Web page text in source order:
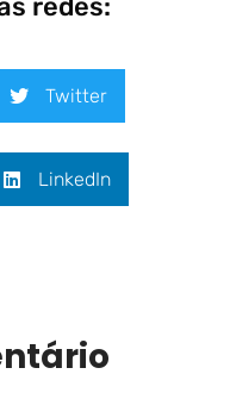
redes:
Twitter
LinkedIn